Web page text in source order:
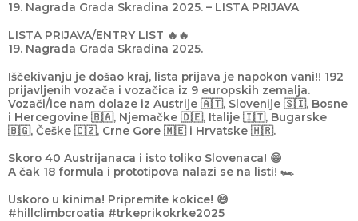
19. Nagrada Grada Skradina 2025. – LISTA PRIJAVA
LISTA PRIJAVA/ENTRY LIST 🔥🔥
19. Nagrada Grada Skradina 2025.
Iščekivanju je došao kraj, lista prijava je napokon vani!! 192
prijavljenih vozača i vozačica iz 9 europskih zemalja.
Vozači/ice nam dolaze iz Austrije 🇦🇹, Slovenije 🇸🇮, Bosne
i Hercegovine 🇧🇦, Njemačke 🇩🇪, Italije 🇮🇹, Bugarske
🇧🇬, Češke 🇨🇿, Crne Gore 🇲🇪 i Hrvatske 🇭🇷.
Skoro 40 Austrijanaca i isto toliko Slovenaca! 😁
A čak 18 formula i prototipova nalazi se na listi! 🏎
Uskoro u kinima! Pripremite kokice! 😅
#hillclimbcroatia #trkeprikokrke2025